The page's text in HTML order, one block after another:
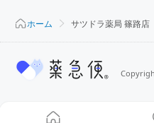
ホーム サツドラ薬局 篠路店